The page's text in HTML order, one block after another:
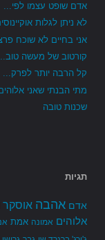
אדם שופט עצמו לפי...
לא ניתן לגלות
אני בחיים לא שוכח
קורטוב של מעשה טוב...
קל הרבה יותר לפרק...
מתי הבנתי שאני
שכנות טובה
תגיות
אדם אהבה אוסקר
אלוהים אמונה אמת